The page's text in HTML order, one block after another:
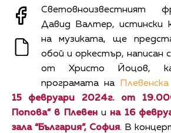
Световноизвестният
Давид Валтер, истински
на музиката, ще
обой и оркестър, написан
от Христо Йоцов,
програмата на
15 февруари 2024г. от
Попова” в Плевени на 16
зала “България”, София. В